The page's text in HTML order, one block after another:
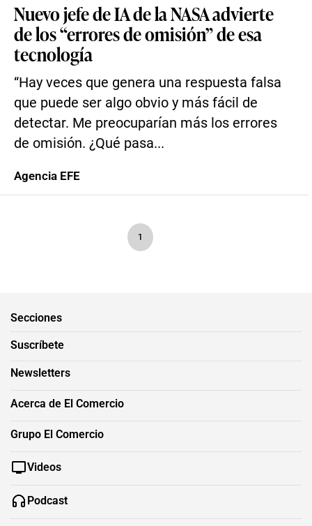
Nuevo jefe de IA de la NASA advierte
de los “errores de omisión” de esa
tecnología
“Hay veces que genera una respuesta falsa
que puede ser algo obvio y más fácil de
detectar. Me preocuparían más los errores
de omisión. ¿Qué pasa...
Agencia EFE
1
Secciones
Suscríbete
Newsletters
Acerca de El Comercio
Grupo El Comercio
Videos
Podcast